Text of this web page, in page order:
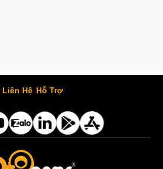
Liên Hệ Hỗ Trợ